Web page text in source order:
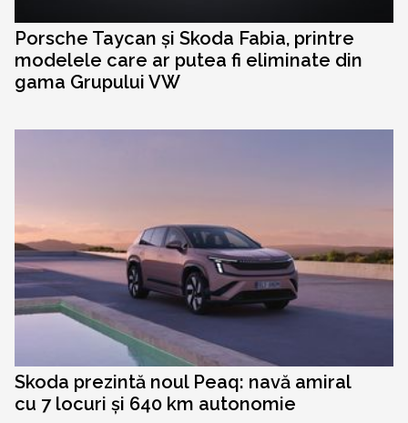
Porsche Taycan și Skoda Fabia, printre
modelele care ar putea fi eliminate din
gama Grupului VW
Skoda prezintă noul Peaq: navă amiral
cu 7 locuri și 640 km autonomie